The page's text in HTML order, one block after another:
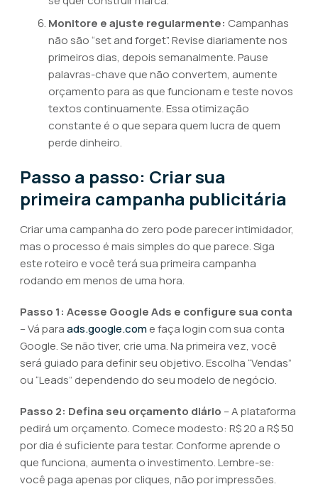
Monitore e ajuste regularmente: Campanhas
não são “set and forget”. Revise diariamente nos
primeiros dias, depois semanalmente. Pause
palavras-chave que não convertem, aumente
orçamento para as que funcionam e teste novos
textos continuamente. Essa otimização
constante é o que separa quem lucra de quem
perde dinheiro.
Passo a passo: Criar sua
primeira campanha publicitária
Criar uma campanha do zero pode parecer intimidador,
mas o processo é mais simples do que parece. Siga
este roteiro e você terá sua primeira campanha
rodando em menos de uma hora.
Passo 1: Acesse Google Ads e configure sua conta
– Vá paraads.google.come faça login com sua conta
Google. Se não tiver, crie uma. Na primeira vez, você
será guiado para definir seu objetivo. Escolha “Vendas”
ou “Leads” dependendo do seu modelo de negócio.
Passo 2: Defina seu orçamento diário – A plataforma
pedirá um orçamento. Comece modesto: R$ 20 a R$ 50
por dia é suficiente para testar. Conforme aprende o
que funciona, aumenta o investimento. Lembre-se:
você paga apenas por cliques, não por impressões.